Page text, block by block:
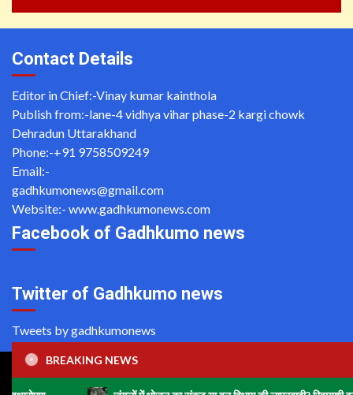
Contact Details
Editor in Chief:-Vinay kumar kainthola
Publish from:-lane-4 vidhya vihar phase-2 kargi chowk
Dehradun Uttarakhand
Phone:-+91 9758509249
Email:-
gadhkumonews@gmail.com
Website:- www.gadhkumonews.com
Facebook of Gadhkumo news
Twitter of Gadhkumo news
Tweets by gadhkumonews
Copyright ©2020 All rights reserved | For Website Designing
and Development call Us: -8920664806
BREAKING NEWS